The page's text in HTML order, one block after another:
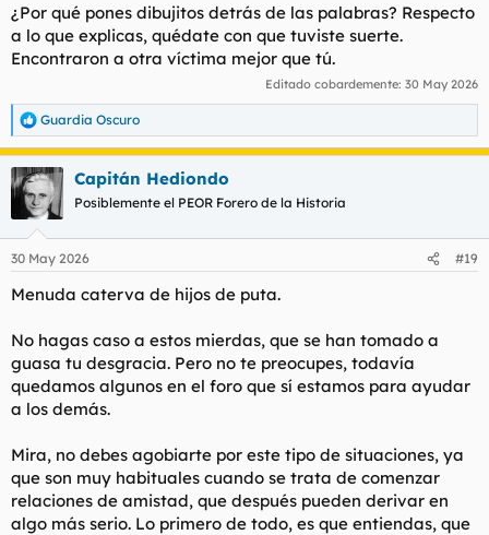
La cosa es que había quedado tal día con una chica, y ese
mismo día ella no pudo porque estaba ocupada con unos
asuntos personales, entonces después de comunicarnos
decidimos quedar al día siguiente en tal lugar y tal hora.
Al día siguiente me levanto temprano, me preparo y espero, se
acercaba la hora, pero no se comunicaba, le preguntó por
WhatsApp para que me dé alguna indicación concreta, y nada.
Yo esperaba que ella me dijera el lugar o lo que sea, pero no
hubo respuesta ninguna.
Después de que pasaron dos horas yo ya me tenía que ir del
entregue las llaves del hotel y me fui a por el autobús
que
tarda un huevo en llegar a mi destino por culpa del tráfico de
la mañana. (Podría usar el metro
seguro hubiera terminado perdido en el culo del mundo).
Finalmente, no se comunicó más, supongo que se habrá
quedado dormida
, o le surgió algo en ese momento, o
simplemente no le daba las ganas y ya está. Aun así podría
problema sin malos rollos ni nada. Al final parece una burla
innecesaria.
Doy demasiado margen de maniobra a la gente y aun así me
chocan.
¿Por qué pones dibujitos detrás de las palabras? Respecto
a lo que explicas, quédate con que tuviste suerte.
Encontraron a otra víctima mejor que tú.
Editado cobardemente: 30 May 2026
R
e
a
c
c
e
:
Guardia Oscuro
Capitán Hediondo
Posiblemente el PEOR Forero de la Historia
30 May 2026 #19
Menuda caterva de hijos de puta.
No hagas caso a estos mierdas, que se han tomado a
guasa tu desgracia. Pero no te preocupes, todavía
quedamos algunos en el foro que sí estamos para ayudar
a los demás.
Mira, no debes agobiarte por este tipo de situaciones, ya
que son muy habituales cuando se trata de comenzar
relaciones de amistad, que después pueden derivar en
algo más serio. Lo primero de todo, es que entiendas, que